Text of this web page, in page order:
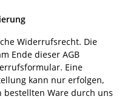
Widerrufsrecht. Die
Ende dieser AGB
Eine
kann nur erfolgen,
bestellten Ware durch uns